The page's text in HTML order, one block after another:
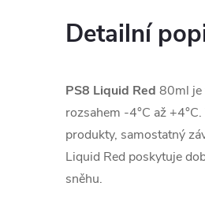
Detailní
PS8 Liquid Red 80ml je
rozsahem -4°C až
produkty, samostatný
Liquid Red poskytuje
sněhu.